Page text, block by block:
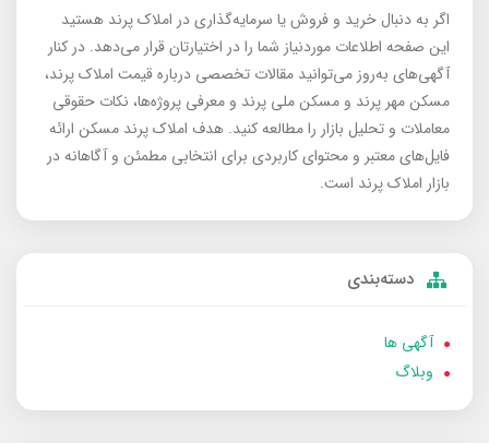
اگر به دنبال خرید و فروش یا سرمایه‌گذاری در املاک پرند هستید
این صفحه اطلاعات موردنیاز شما را در اختیارتان قرار می‌دهد. در کنار
آگهی‌های به‌روز می‌توانید مقالات تخصصی درباره قیمت املاک پرند،
مسکن مهر پرند و مسکن ملی پرند و معرفی پروژه‌ها، نکات حقوقی
معاملات و تحلیل بازار را مطالعه کنید. هدف املاک پرند مسکن ارائه
فایل‌های معتبر و محتوای کاربردی برای انتخابی مطمئن و آگاهانه در
بازار املاک پرند است.
دسته‌بندی
آگهی ها
وبلاگ